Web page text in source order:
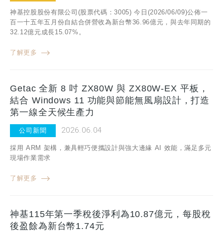
神基控股股份有限公司(股票代碼：3005) 今日(2026/06/09)公佈一
百一十五年五月份自結合併營收為新台幣36.96億元，與去年同期的
32.12億元成長15.07%。
了解更多
Getac 全新 8 吋 ZX80W 與 ZX80W-EX 平板，
結合 Windows 11 功能與節能無風扇設計，打造
第一線全天候生產力
公司新聞 2026.06.04
採用 ARM 架構，兼具輕巧便攜設計與強大邊緣 AI 效能，滿足多元
現場作業需求
了解更多
神基115年第一季稅後淨利為10.87億元，每股稅
後盈餘為新台幣1.74元